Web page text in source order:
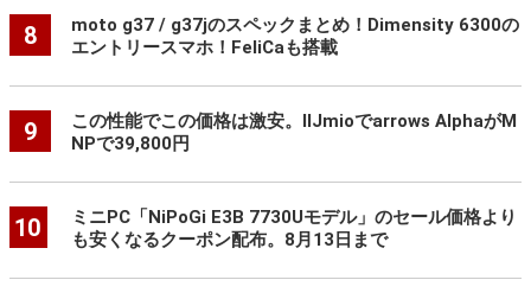
8
moto g37 / g37jのスペックまとめ！Dimensity 6300の
エントリースマホ！FeliCaも搭載
9
この性能でこの価格は激安。IIJmioでarrows AlphaがM
NPで39,800円
10
ミニPC「NiPoGi E3B 7730Uモデル」のセール価格より
も安くなるクーポン配布。8月13日まで